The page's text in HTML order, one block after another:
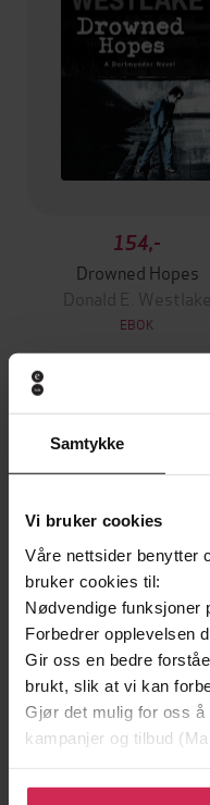
Samtykke
Vi bruker cookies
Våre nettsider benytter
bruker cookies til:
Nødvendige funksjoner
Forbedrer opplevelsen
Gir oss en bedre
brukt, slik at vi kan
Gjør det mulig for oss å
kampanjer og tilbud
Klikk på «Godta alle»
154,-
Drowned Hopes
Donald E. Westlake
EBOK
Andre har
Vinner av Rivertonprisen